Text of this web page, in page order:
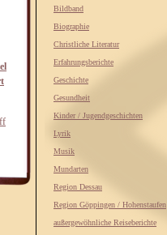
Bildband
Biographie
Christliche Literatur
Erfahrungsberichte
Geschichte
Gesundheit
Kinder / Jugendgeschichten
Lyrik
Musik
Mundarten
Region Dessau
Region Göppingen / Hohenstaufen
außergewöhnliche Reiseberichte